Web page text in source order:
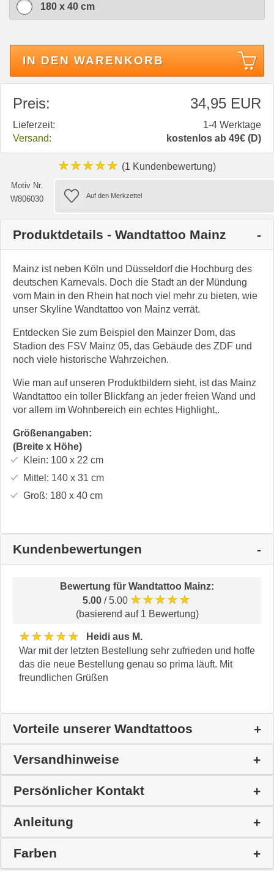
180 x 40 cm
IN DEN WARENKORB
Preis: 34,95 EUR
Lieferzeit:
1-4 Werktage
Versand:
kostenlos ab 49€ (D)
★★★★★ (1 Kundenbewertung)
Motiv Nr.
W806030
Produktdetails - Wandtattoo Mainz
Mainz ist neben Köln und Düsseldorf die Hochburg des
deutschen Karnevals. Doch die Stadt an der Mündung
vom Main in den Rhein hat noch viel mehr zu bieten, wie
unser Skyline Wandtattoo von Mainz verrät.
Entdecken Sie zum Beispiel den Mainzer Dom, das
Stadion des FSV Mainz 05, das Gebäude des ZDF und
noch viele historische Wahrzeichen.
Wie man auf unseren Produktbildern sieht, ist das Mainz
Wandtattoo ein toller Blickfang an jeder freien Wand und
vor allem im Wohnbereich ein echtes Highlight,.
Größenangaben:
(Breite x Höhe)
Klein: 100 x 22 cm
Mittel: 140 x 31 cm
Groß: 180 x 40cm
Kundenbewertungen
Bewertung für Wandtattoo Mainz:
5.00 / 5.00 ★★★★★
(basierend auf 1 Bewertung)
★★★★★
Heidi aus M.
War mit der letzten Bestellung sehr zufrieden und hoffe
das die neue Bestellung genau so prima läuft. Mit
freundlichen Grüßen
Vorteile unserer Wandtattoos
Versandhinweise
Persönlicher Kontakt
Anleitung
Farben